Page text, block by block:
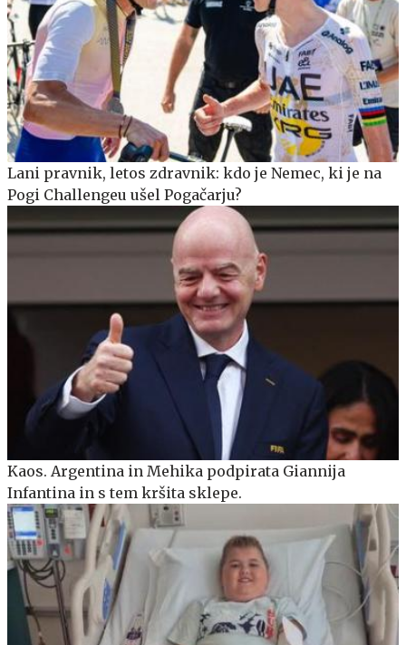
Lani pravnik, letos zdravnik: kdo je Nemec, ki je na
Pogi Challengeu ušel Pogačarju?
Kaos. Argentina in Mehika podpirata Giannija
Infantina in s tem kršita sklepe.